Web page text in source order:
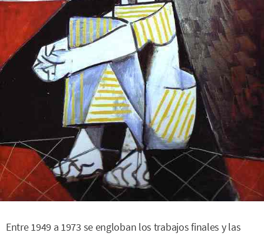
Entre 1949 a 1973 se engloban los trabajos finales y las